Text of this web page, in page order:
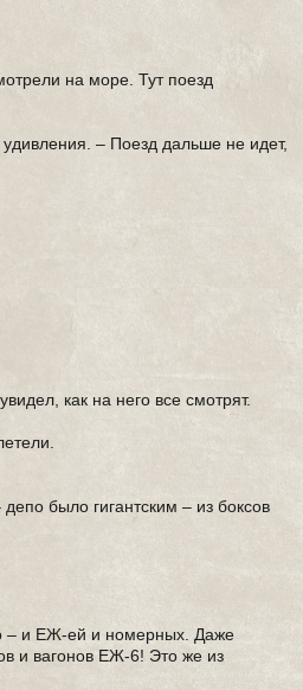
на море. Тут поезд
– Поезд дальше не идет,
как на него все смотрят.
было гигантским – из боксов
– и ЕЖ-ей и номерных. Даже
и вагонов ЕЖ-6! Это же из